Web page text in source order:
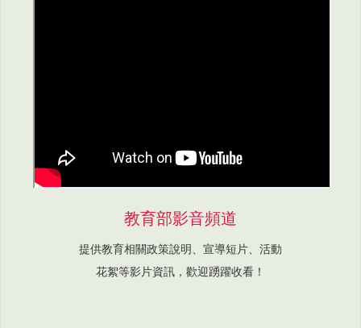
教育部影音頻道
提供教育相關政策說明、宣導短片、活動
花絮等影片資訊，歡迎踴躍收看！